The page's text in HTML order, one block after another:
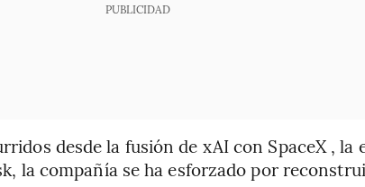
PUBLICIDAD
desde la fusión de xAI con SpaceX , la
la compañía se ha esforzado por